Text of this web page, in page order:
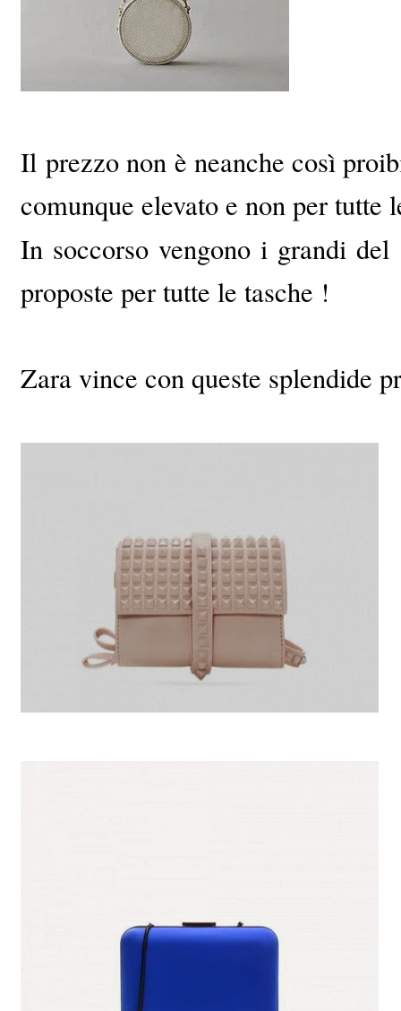
Il prezzo non è neanche così
comunque elevato e non per tutte
In soccorso vengono i grandi del
proposte per tutte le tasche !
Zara vince con queste splendide